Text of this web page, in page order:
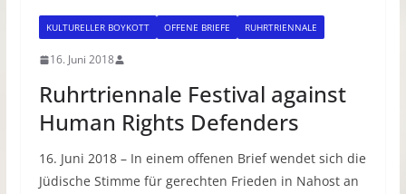
KULTURELLER BOYKOTT OFFENE BRIEFE RUHRTRIENNALE
16. Juni 2018
Ruhrtriennale Festival against
Human Rights Defenders
16. Juni 2018 – In einem offenen Brief wendet sich die
Jüdische Stimme für gerechten Frieden in Nahost an